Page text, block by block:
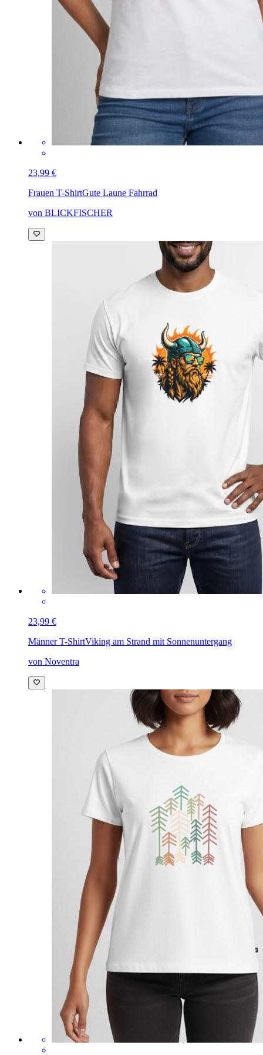
23,99 €
Frauen T-ShirtGute Laune Fahrrad
von BLICKFISCHER
23,99 €
Männer T-ShirtViking am Strand mit Sonnenuntergang
von Noventra